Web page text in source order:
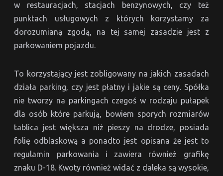
w restauracjach, stacjach benzynowych, czy też
punktach usługowych z których korzystamy za
dorozumianą zgodą, na tej samej zasadzie jest z
parkowaniem pojazdu.
To korzystający jest zobligowany na jakich zasadach
działa parking, czy jest płatny i jakie są ceny. Spółka
nie tworzy na parkingach czegoś w rodzaju pułapek
dla osób które parkują, bowiem sporych rozmiarów
tablica jest większa niż pieszy na drodze, posiada
folię odblaskową a ponadto jest opisana że jest to
regulamin parkowania i zawiera również grafikę
znaku D-18. Kwoty również widać z daleka są wysokie,